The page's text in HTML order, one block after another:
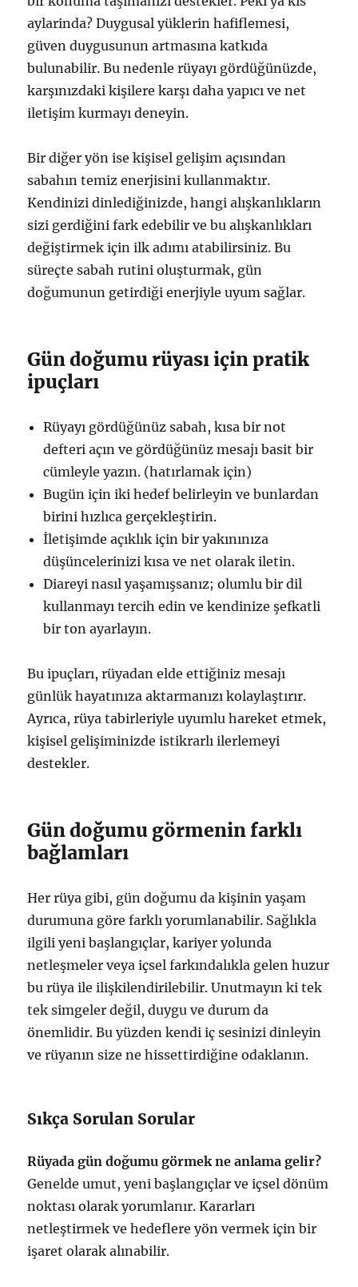
aylarinda? Duygusal yüklerin hafiflemesi,
güven duygusunun artmasına katkıda
bulunabilir. Bu nedenle rüyayı gördüğünüzde,
karşınızdaki kişilere karşı daha yapıcı ve net
iletişim kurmayı deneyin.
Bir diğer yön ise kişisel gelişim açısından
sabahın temiz enerjisini kullanmaktır.
Kendinizi dinlediğinizde, hangi alışkanlıkların
sizi gerdiğini fark edebilir ve bu alışkanlıkları
değiştirmek için ilk adımı atabilirsiniz. Bu
süreçte sabah rutini oluşturmak, gün
doğumunun getirdiği enerjiyle uyum sağlar.
Gün doğumu rüyası için pratik
ipuçları
Rüyayı gördüğünüz sabah, kısa bir not
defteri açın ve gördüğünüz mesajı basit bir
cümleyle yazın. (hatırlamak için)
Bugün için iki hedef belirleyin ve bunlardan
birini hızlıca gerçekleştirin.
İletişimde açıklık için bir yakınınıza
düşüncelerinizi kısa ve net olarak iletin.
Diareyi nasıl yaşamışsanız; olumlu bir dil
kullanmayı tercih edin ve kendinize şefkatli
bir ton ayarlayın.
Bu ipuçları, rüyadan elde ettiğiniz mesajı
günlük hayatınıza aktarmanızı kolaylaştırır.
Ayrıca, rüya tabirleriyle uyumlu hareket etmek,
kişisel gelişiminizde istikrarlı ilerlemeyi
destekler.
Gün doğumu görmenin farklı
bağlamları
Her rüya gibi, gün doğumu da kişinin yaşam
durumuna göre farklı yorumlanabilir. Sağlıkla
ilgili yeni başlangıçlar, kariyer yolunda
netleşmeler veya içsel farkındalıkla gelen huzur
bu rüya ile ilişkilendirilebilir. Unutmayın ki tek
tek simgeler değil, duygu ve durum da
önemlidir. Bu yüzden kendi iç sesinizi dinleyin
ve rüyanın size ne hissettirdiğine odaklanın.
Sıkça Sorulan Sorular
Rüyada gün doğumu görmek ne anlama gelir?
Genelde umut, yeni başlangıçlar ve içsel dönüm
noktası olarak yorumlanır. Kararları
netleştirmek ve hedeflere yön vermek için bir
işaret olarak alınabilir.